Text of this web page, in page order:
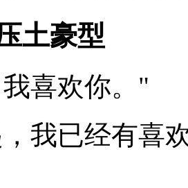
土豪型
喜欢你。"
我已经有喜